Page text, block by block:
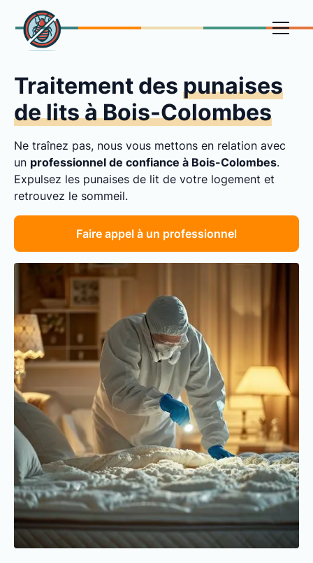
Traitement des punaises
de lits à Bois-Colombes
Ne traînez pas, nous vous mettons en relation avec
un professionnel de confiance à Bois-Colombes.
Expulsez les punaises de lit de votre logement et
retrouvez le sommeil.
Faire appel à un professionnel